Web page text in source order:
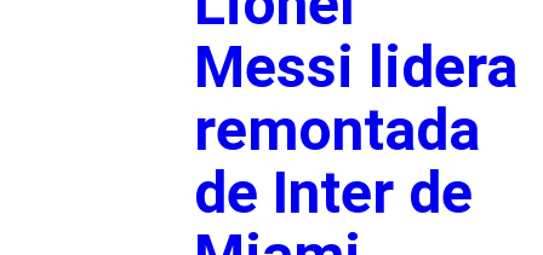
Messi lidera
remontada
de Inter de